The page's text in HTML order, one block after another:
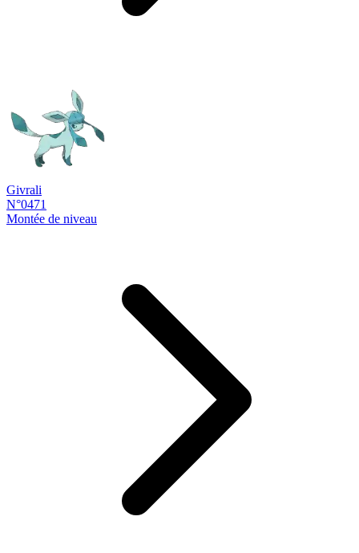
Givrali
N°0471
Montée de niveau